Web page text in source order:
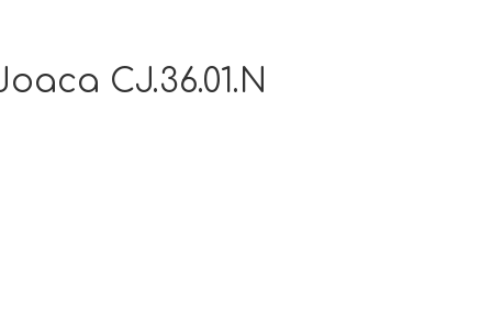
CJ.36.01.N